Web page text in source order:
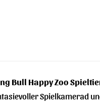
Bull Happy Zoo
Spielkamerad